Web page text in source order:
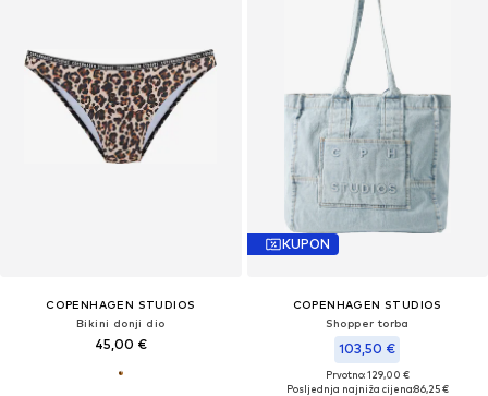
COPENHAGEN STUDIOS
Bikini donji dio
45,00 €
KUPON
COPENHAGEN STUDIOS
Shopper torba
103,50 €
Prvotno: 129,00 €
Posljednja najniža cijena:86,25 €